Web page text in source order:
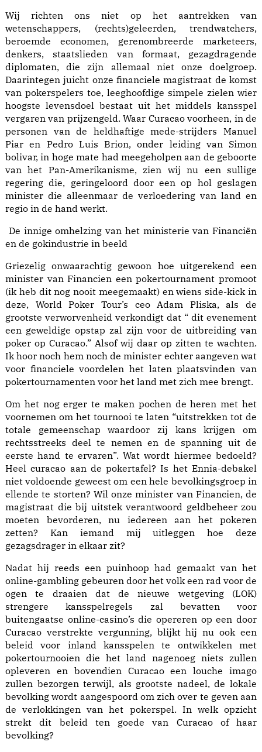
Wij richten ons niet op het aantrekken van
wetenschappers, (rechts)geleerden, trendwatchers,
beroemde economen, gerenombreerde marketeers,
denkers, staatslieden van formaat, gezagdragende
diplomaten, die zijn allemaal niet onze doelgroep.
Daarintegen juicht onze financiele magistraat de komst
van pokerspelers toe, leeghoofdige simpele zielen wier
hoogste levensdoel bestaat uit het middels kansspel
vergaren van prijzengeld. Waar Curacao voorheen, in de
personen van de heldhaftige mede-strijders Manuel
Piar en Pedro Luis Brion, onder leiding van Simon
bolivar, in hoge mate had meegeholpen aan de geboorte
van het Pan-Amerikanisme, zien wij nu een sullige
regering die, geringeloord door een op hol geslagen
minister die alleenmaar de verloedering van land en
regio in de hand werkt.
De innige omhelzing van het ministerie van Financiën
en de gokindustrie in beeld
Griezelig onwaarachtig gewoon hoe uitgerekend een
minister van Financien een pokertournament promoot
(ik heb dit nog nooit meegemaakt) en wiens side-kick in
deze, World Poker Tour’s ceo Adam Pliska, als de
grootste verworvenheid verkondigt dat “ dit evenement
een geweldige opstap zal zijn voor de uitbreiding van
poker op Curacao.” Alsof wij daar op zitten te wachten.
Ik hoor noch hem noch de minister echter aangeven wat
voor financiele voordelen het laten plaatsvinden van
pokertournamenten voor het land met zich mee brengt.
Om het nog erger te maken pochen de heren met het
voornemen om het tournooi te laten “uitstrekken tot de
totale gemeenschap waardoor zij kans krijgen om
rechtsstreeks deel te nemen en de spanning uit de
eerste hand te ervaren”. Wat wordt hiermee bedoeld?
Heel curacao aan de pokertafel? Is het Ennia-debakel
niet voldoende geweest om een hele bevolkingsgroep in
ellende te storten? Wil onze minister van Financien, de
magistraat die bij uitstek verantwoord geldbeheer zou
moeten bevorderen, nu iedereen aan het pokeren
zetten? Kan iemand mij uitleggen hoe deze
gezagsdrager in elkaar zit?
Nadat hij reeds een puinhoop had gemaakt van het
online-gambling gebeuren door het volk een rad voor de
ogen te draaien dat de nieuwe wetgeving (LOK)
strengere kansspelregels zal bevatten voor
buitengaatse online-casino’s die opereren op een door
Curacao verstrekte vergunning, blijkt hij nu ook een
beleid voor inland kansspelen te ontwikkelen met
pokertournooien die het land nagenoeg niets zullen
opleveren en bovendien Curacao een louche imago
zullen bezorgen terwijl, als grootste nadeel, de lokale
bevolking wordt aangespoord om zich over te geven aan
de verlokkingen van het pokerspel. In welk opzicht
strekt dit beleid ten goede van Curacao of haar
bevolking?